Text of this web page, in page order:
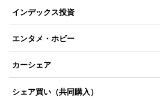
インデックス投資
エンタメ・ホビー
カーシェア
シェア買い（共同購入）